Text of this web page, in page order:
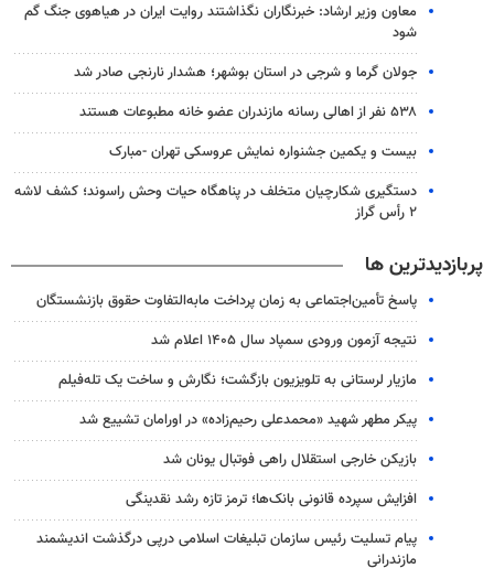
معاون وزیر ارشاد: خبرنگاران نگذاشتند روایت ایران در هیاهوی جنگ گم
شود
جولان گرما و شرجی در استان بوشهر؛ هشدار نارنجی صادر شد
۵۳۸ نفر از اهالی رسانه مازندران عضو خانه مطبوعات هستند
بیست و یکمین جشنواره نمایش عروسکی تهران -مبارک
دستگیری شکارچیان متخلف در پناهگاه حیات وحش راسوند؛ کشف لاشه
۲ رأس گراز
پربازدیدترین ها
پاسخ تأمین‌اجتماعی به زمان پرداخت مابه‌التفاوت حقوق بازنشستگان
نتیجه آزمون ورودی سمپاد سال ۱۴۰۵ اعلام شد
مازیار لرستانی به تلویزیون بازگشت؛ نگارش و ساخت یک تله‌فیلم
پیکر مطهر شهید «محمدعلی رحیم‌زاده» در اورامان تشییع شد
بازیکن خارجی استقلال راهی فوتبال یونان شد
افزایش سپرده قانونی بانک‌ها؛ ترمز تازه رشد نقدینگی
پیام تسلیت رئیس سازمان تبلیغات اسلامی درپی درگذشت اندیشمند
مازندرانی